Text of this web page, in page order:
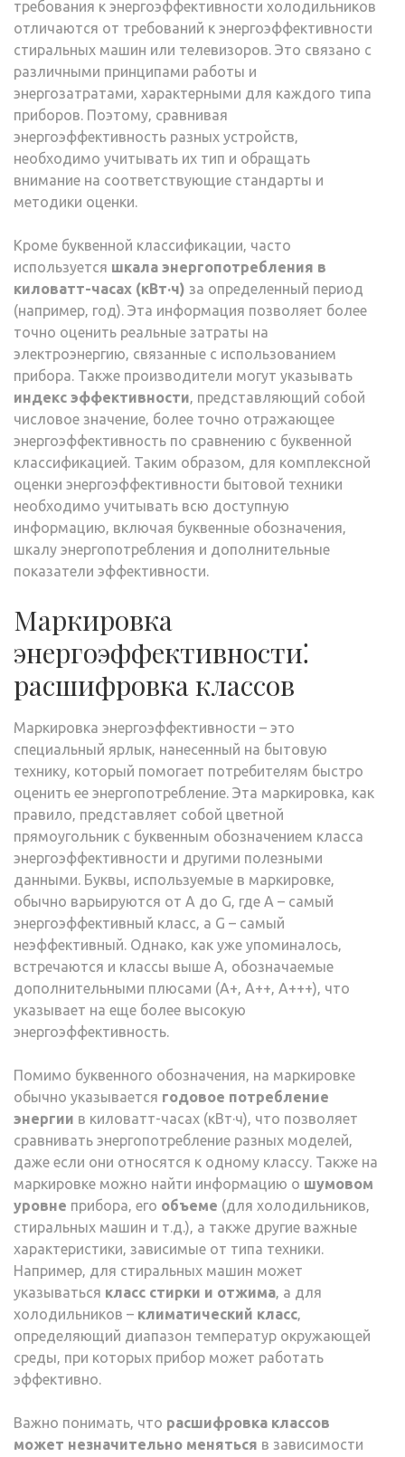
требования к энергоэффективности холодильников
отличаются от требований к энергоэффективности
стиральных машин или телевизоров. Это связано с
различными принципами работы и
энергозатратами‚ характерными для каждого типа
приборов. Поэтому‚ сравнивая
энергоэффективность разных устройств‚
необходимо учитывать их тип и обращать
внимание на соответствующие стандарты и
методики оценки.
Кроме буквенной классификации‚ часто
используется шкала энергопотребления в
киловатт-часах (кВт·ч) за определенный период
(например‚ год). Эта информация позволяет более
точно оценить реальные затраты на
электроэнергию‚ связанные с использованием
прибора. Также производители могут указывать
индекс эффективности‚ представляющий собой
числовое значение‚ более точно отражающее
энергоэффективность по сравнению с буквенной
классификацией. Таким образом‚ для комплексной
оценки энергоэффективности бытовой техники
необходимо учитывать всю доступную
информацию‚ включая буквенные обозначения‚
шкалу энергопотребления и дополнительные
показатели эффективности.
Маркировка
энергоэффективности⁚
расшифровка классов
Маркировка энергоэффективности – это
специальный ярлык‚ нанесенный на бытовую
технику‚ который помогает потребителям быстро
оценить ее энергопотребление. Эта маркировка‚ как
правило‚ представляет собой цветной
прямоугольник с буквенным обозначением класса
энергоэффективности и другими полезными
данными. Буквы‚ используемые в маркировке‚
обычно варьируются от A до G‚ где A – самый
энергоэффективный класс‚ а G – самый
неэффективный. Однако‚ как уже упоминалось‚
встречаются и классы выше A‚ обозначаемые
дополнительными плюсами (A+‚ A++‚ A+++)‚ что
указывает на еще более высокую
энергоэффективность.
Помимо буквенного обозначения‚ на маркировке
обычно указывается годовое потребление
энергии в киловатт-часах (кВт·ч)‚ что позволяет
сравнивать энергопотребление разных моделей‚
даже если они относятся к одному классу. Также на
маркировке можно найти информацию о шумовом
уровне прибора‚ его объеме (для холодильников‚
стиральных машин и т.д.)‚ а также другие важные
характеристики‚ зависимые от типа техники.
Например‚ для стиральных машин может
указываться класс стирки и отжима‚ а для
холодильников – климатический класс‚
определяющий диапазон температур окружающей
среды‚ при которых прибор может работать
эффективно.
Важно понимать‚ что расшифровка классов
может незначительно меняться в зависимости